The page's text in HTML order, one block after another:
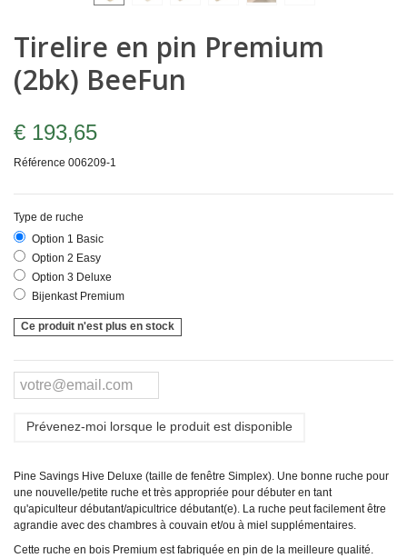
Tirelire en pin Premium
(2bk) BeeFun
€ 193,65
Référence 006209-1
Type de ruche
Option 1 Basic
Option 2 Easy
Option 3 Deluxe
Bijenkast Premium
Ce produit n'est plus en stock
Prévenez-moi lorsque le produit est disponible
Pine Savings Hive Deluxe (taille de fenêtre Simplex). Une bonne ruche pour
une nouvelle/petite ruche et très appropriée pour débuter en tant
qu'apiculteur débutant/apicultrice débutant(e). La ruche peut facilement être
agrandie avec des chambres à couvain et/ou à miel supplémentaires.
Cette ruche en bois Premium est fabriquée en pin de la meilleure qualité.